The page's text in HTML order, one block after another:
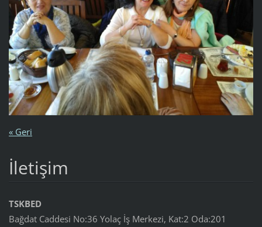
« Geri
İletişim
TSKBED
Bağdat Caddesi No:36 Yolaç İş Merkezi, Kat:2 Oda:201